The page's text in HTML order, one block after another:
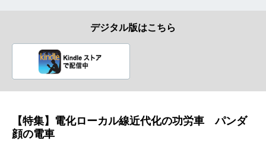
デジタル版はこちら
【特集】電化ローカル線近代化の功労車 パンダ
顔の電車